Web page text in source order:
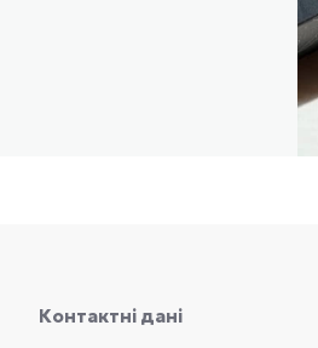
Контактні дані